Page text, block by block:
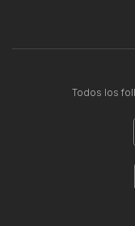
Todos los